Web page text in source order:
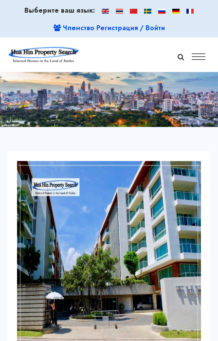
Выберите ваш язык:
Членство Регистрация / Войти